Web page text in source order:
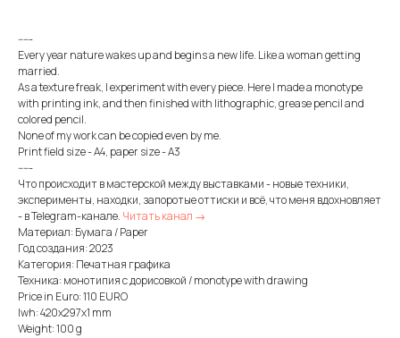
-----
Every year nature wakes up and begins a new life. Like a woman getting
married.
As a texture freak, I experiment with every piece. Here I made a monotype
with printing ink, and then finished with lithographic, grease pencil and
colored pencil.
None of my work can be copied even by me.
Print field size - A4, paper size - A3
-----
Что происходит в мастерской между выставками - новые техники,
эксперименты, находки, запоротые оттиски и всё, что меня вдохновляет
- в Telegram-канале. Читать канал →
Материал: Бумага / Paper
Год создания: 2023
Категория: Печатная графика
Техника: монотипия с дорисовкой / monotype with drawing
Price in Euro: 110 EURO
lwh: 420x297x1 mm
Weight: 100 g